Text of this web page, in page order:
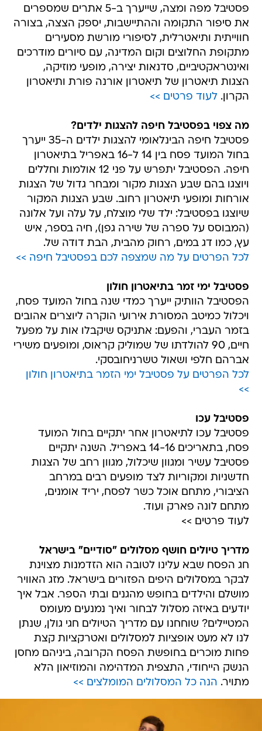
פסטיבל מפה ומצה, שייערך ב-5 אתרים שמספרים
את סיפור התקומה וההתיישבות, יספק הצצה, בצורה
חווייתית ותיאטרלית, לסיפורי מורשת מסעירים
מתקופת החלוצים וקום המדינה, עם סיורים מודרכים
ואינטראקטיביים, סדנאות יצירה, מופעי מוזיקה,
הצגות תיאטרון של תיאטרון אורנה פורת ותיאטרון
הקרון.לעוד פרטים >>
מה צפוי בפסטיבל חיפה להצגות ילדים?
פסטיבל חיפה הבינלאומי להצגות ילדים ה-35 ייערך
בחול המועד פסח בין 14 ל-16 באפריל בתיאטרון
חיפה. הפסטיבל יתפרש על פני 12 אולמות וחללים
ויוצגו בהם שבע הצגות מקור ומבחר גדול של הצגות
אורחות ומופעי תיאטרון רחוב. שבע הצגות המקור
שיוצגו בפסטיבל: ילד שלי מוצלח, על עלה ועל אלונה
(המבוסס על ספרה של שירה גפן), חיה בספר, איש
עץ, כמו דג במים, רחוק מהבית, הבת דודה של.
לכל הפרטים על מה שמצפה לכם בפסטיבל חיפה >>
פסטיבל ימי זמר בתיאטרון חולון
הפסטיבל הוותיק ייערך כמדי שנה בחול המועד פסח,
ויכלול כמיטב המסורת אירועי הוקרה ליוצרים אהובים
בזמר העברי, והפעם: אתניקס שיקבלו אות על מפעל
חיים, 90 להולדתו של שמוליק קראוס, ומופעים משירי
אברהם חלפי ושאול טשרניחובסקי.
לכל הפרטים על פסטיבל ימי הזמר בתיאטרון חולון
>>
פסטיבל עכו
פסטיבל עכו לתיאטרון אחר יתקיים בחול המועד
פסח, בתאריכים 14-16 באפריל. השנה יתקיים
פסטיבל עשיר ומגוון שיכלול, מגוון רחב של הצגות
חדשניות ומקוריות לצד מופעים רבים במרחב
הציבורי, מתחם אוכל כשר לפסח, יריד אומנים,
מתחם לונה פארק ועוד.
לעוד פרטים >>
מדריך טיולים חושף מסלולים "סודיים" בישראל
חג הפסח שבא עלינו לטובה הוא הזדמנות מצוינת
לבקר במסלולים היפים הפזורים בישראל. מזג האוויר
מושלם והילדים בחופש מהגנים ובתי הספר. אבל איך
יודעים באיזה מסלול לבחור ואיך נמנעים מעומס
המטיילים? שוחחנו עם מדריך הטיולים חגי גולן, שנתן
לנו לא מעט אופציות למסלולים ואטרקציות קצת
פחות מוכרים בחופשת הפסח הקרובה, ביניהם מחסן
הנשק הייחודי, התצפית המדהימה והמוזיאון הלא
מתויר. הנה כל המסלולים המומלצים >>